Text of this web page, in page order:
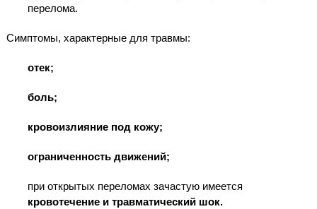
перелома.
Симптомы, характерные для травмы:
отек;
боль;
кровоизлияние под кожу;
ограниченность движений;
при открытых переломах зачастую имеется
кровотечение и травматический шок.